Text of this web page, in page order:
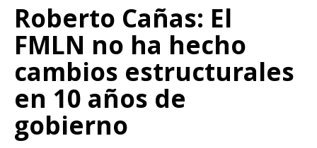
Roberto Cañas: El
FMLN no ha hecho
cambios estructurales
en 10 años de
gobierno